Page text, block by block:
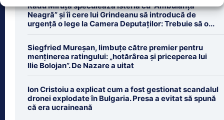
Radu Miruță speculează isteria cu ”Ambulanța
Neagră” și îi cere lui Grindeanu să introducă de
urgență o lege la Camera Deputaților: Trebuie să o...
Siegfried Mureșan, limbuțe către premier pentru
menținerea ratingului: „hotărârea și priceperea lui
Ilie Bolojan”. De Nazare a uitat
Ion Cristoiu a explicat cum a fost gestionat scandalul
dronei explodate în Bulgaria. Presa a evitat să spună
că era ucraineană